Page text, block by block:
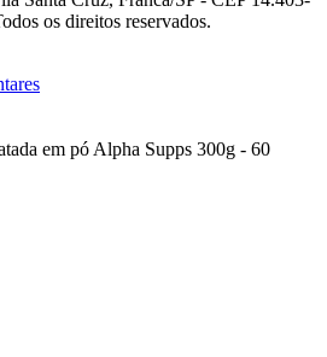
os direitos reservados.
em pó Alpha Supps 300g - 60